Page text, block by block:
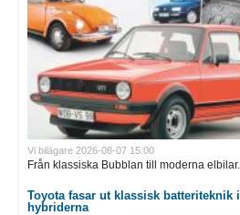
Vi bilägare 2026-08-07 15:00
Från klassiska Bubblan till moderna elbilar...
Toyota fasar ut klassisk batteriteknik i
hybriderna